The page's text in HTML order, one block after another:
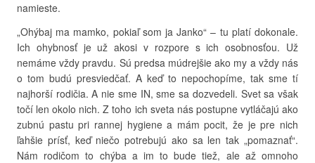
namieste.
„Ohýbaj ma mamko, pokiaľ som ja Janko“ – tu platí dokonale.
Ich ohybnosť je už akosi v rozpore s ich osobnosťou. Už
nemáme vždy pravdu. Sú predsa múdrejšie ako my a vždy nás
o tom budú presviedčať. A keď to nepochopíme, tak sme tí
najhorší rodičia. A nie sme IN, sme sa dozvedeli. Svet sa však
točí len okolo nich. Z toho ich sveta nás postupne vytláčajú ako
zubnú pastu pri rannej hygiene a mám pocit, že je pre nich
ľahšie prísť, keď niečo potrebujú ako sa len tak „pomaznať“.
Nám rodičom to chýba a im to bude tiež, ale až omnoho